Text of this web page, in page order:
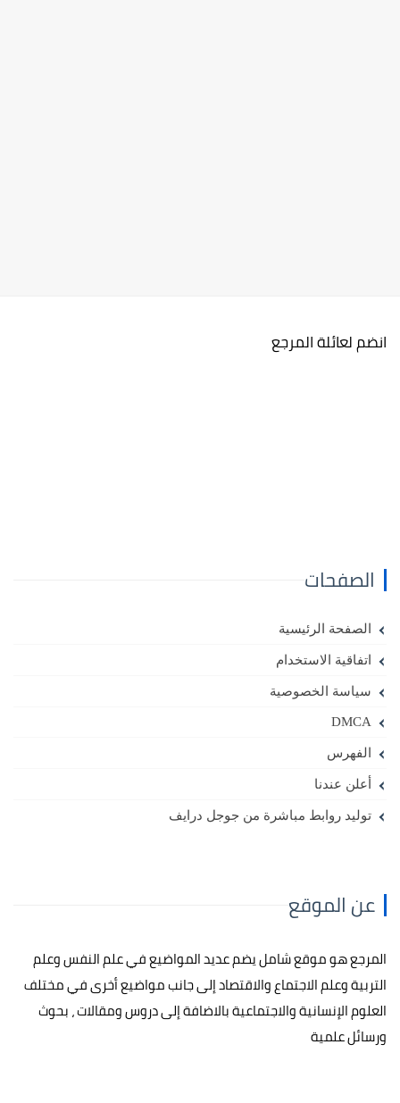
انضم لعائلة المرجع
الصفحات
الصفحة الرئيسية
اتفاقية الاستخدام
سياسة الخصوصية
DMCA
الفهرس
أعلن عندنا
توليد روابط مباشرة من جوجل درايف
عن الموقع
المرجع هو موقع شامل يضم عديد المواضيع في علم النفس وعلم
التربية وعلم الاجتماع والاقتصاد إلى جانب مواضيع أخرى في مختلف
العلوم الإنسانية والاجتماعية بالاضافة إلى دروس ومقالات ، بحوث
ورسائل علمية